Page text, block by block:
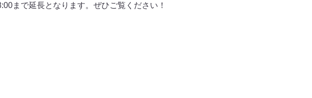
まで延長となります。ぜひご覧ください！